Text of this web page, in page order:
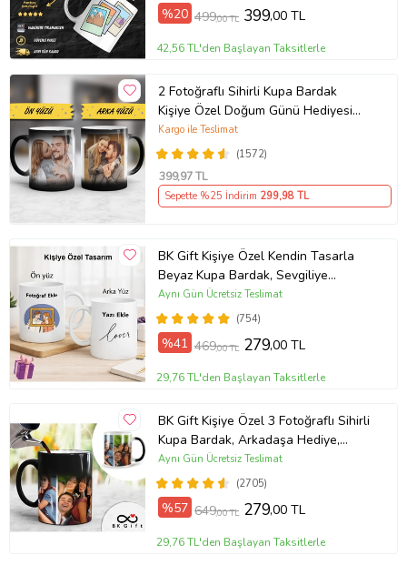
%20 499,00 TL 399,00 TL
42,56 TL'den Başlayan Taksitlerle
2 Fotoğraflı Sihirli Kupa Bardak
Kişiye Özel Doğum Günü Hediyesi
Sevgiliye Hediye Anneye Babaya
Ablaya Abiye Kız Erkek Kardeşe
Arkadaşa Resimli Günü Yıl Dönümü
Hediyesi
(1572)
Kargo ile Teslimat
399,97 TL
Sepette %25 İndirim 299,98 TL
BK Gift Kişiye Özel Kendin Tasarla
Beyaz Kupa Bardak, Sevgiliye
Hediye, Arkadaşa Hediye, Doğum
Günü Hediyesi(754)
Aynı Gün Ücretsiz Teslimat
%41 469,00 TL 279,00 TL
29,76 TL'den Başlayan Taksitlerle
BK Gift Kişiye Özel 3 Fotoğraflı Sihirli
Kupa Bardak, Arkadaşa Hediye,
Sevgiliye Hediye
(2705)
Aynı Gün Ücretsiz Teslimat
%57 649,00 TL 279,00 TL
29,76 TL'den Başlayan Taksitlerle